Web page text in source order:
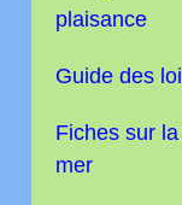
plaisance
Guide des
Fiches sur
mer